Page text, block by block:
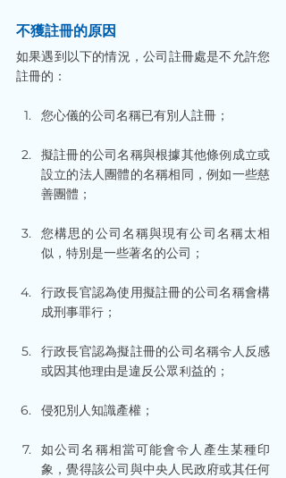
不獲註冊的原因
如果遇到以下的情況，公司註冊處是不允許您
註冊的：
您心儀的公司名稱已有別人註冊；
擬註冊的公司名稱與根據其他條例成立或
設立的法人團體的名稱相同，例如一些慈
善團體；
您構思的公司名稱與現有公司名稱太相
似，特別是一些著名的公司；
行政長官認為使用擬註冊的公司名稱會構
成刑事罪行；
行政長官認為擬註冊的公司名稱令人反感
或因其他理由是違反公眾利益的；
侵犯別人知識產權；
如公司名稱相當可能會令人產生某種印
象，覺得該公司與中央人民政府或其任何